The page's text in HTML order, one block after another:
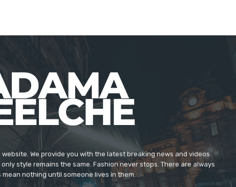
We provide you with the latest breaking news and videos
style remains the same. Fashion never stops. There are always
nothing until someone lives in them.